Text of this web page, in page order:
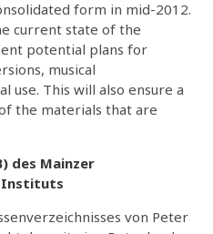
form in mid-2012.
current state of the
potential plans for
musical
use. This will also ensure a
the materials that are
des Mainzer
Instituts
von Peter